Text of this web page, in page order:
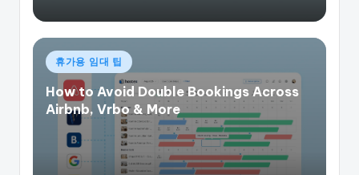
게
시
됨
휴가용 임대 팁
How to Avoid Double Bookings Across
Airbnb, Vrbo & More